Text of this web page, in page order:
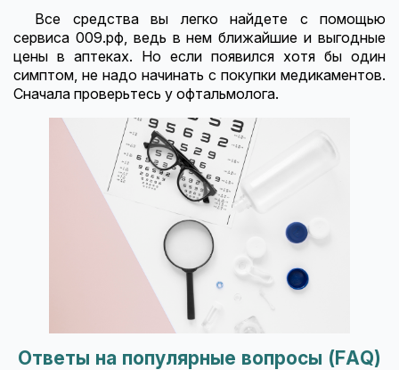
Все средства вы легко найдете с помощью
сервиса 009.рф, ведь в нем ближайшие и выгодные
цены в аптеках. Но если появился хотя бы один
симптом, не надо начинать с покупки медикаментов.
Сначала проверьтесь у офтальмолога.
Ответы на популярные вопросы (FAQ)